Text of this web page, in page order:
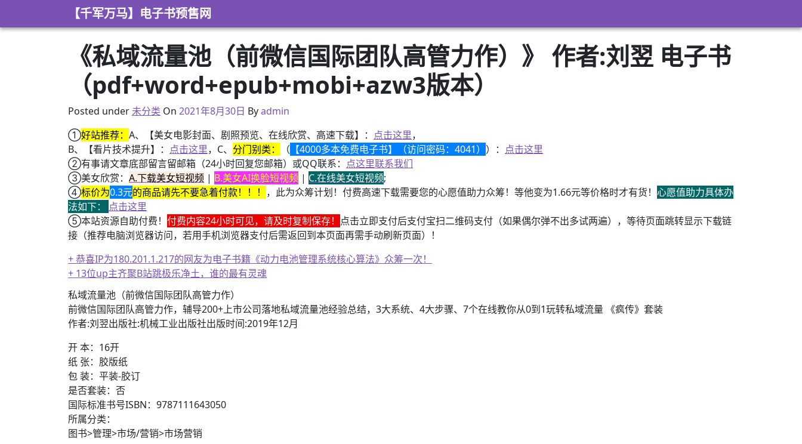
【千军万马】电子书预售网
《私域流量池（前微信国际团队高管力作）》 作者:刘翌 电子书
（pdf+word+epub+mobi+azw3版本）
Posted under未分类 On 2021年8月30日
2021年8月30日 Byadmin
①好站推荐： A、【美女电影封面、剧照预览、在线欣赏、高速下载】： 点击这里，
B、【看片技术提升】： 点击这里，C、 分门别类： （ 【4000多本免费电子书】（访问密码：4041） ）： 点击这里
②有事请文章底部留言留邮箱（24小时回复您邮箱）或QQ联系： 点这里联系我们
③美女欣赏： A.下载美女短视频 | B.美女AI换脸短视频 | C.在线美女短视频;
④标价为0.3元的商品请先不要急着付款！！！ ，此为众筹计划！付费高速下载需要您的心愿值助力众筹！等他变为1.66元等价格时才有货！ 心愿值助力具体办
法如下： 点击这里
⑤本站资源自助付费！ 付费内容24小时可见，请及时复制保存！ 点击立即支付后支付宝扫二维码支付（如果偶尔弹不出多试两遍），等待页面跳转显示下载链
接（推荐电脑浏览器访问，若用手机浏览器支付后需返回到本页面再需手动刷新页面）！
+ 恭喜IP为180.201.1.217的网友为电子书籍《动力电池管理系统核心算法》众筹一次！
+ 13位up主齐聚B站跳极乐净土，谁的最有灵魂
+ 恭喜IP为180.201.1.217的网友为电子书籍《动力电池管理系统核心算法》众筹一次！
私域流量池（前微信国际团队高管力作）
前微信国际团队高管力作，辅导200+上市公司落地私域流量池经验总结，3大系统、4大步骤、7个在线教你从0到1玩转私域流量 《疯传》套装
作者:刘翌出版社:机械工业出版社出版时间:2019年12月
开 本：16开
纸 张：胶版纸
包 装：平装-胶订
是否套装：否
国际标准书号ISBN：9787111643050
所属分类：
图书>管理>市场/营销>市场营销